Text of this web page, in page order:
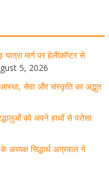
भेंट की
का हेलिकॉप्टर से पुष्पवर्षा और पैर
मार्ग पर हेलीकॉप्टर से
5, 2026
आस्था, सेवा और संस्कृति का अद्भुत
को अपने हाथों से परोसा
अध्यक्ष सिद्धार्थ अग्रवाल ने